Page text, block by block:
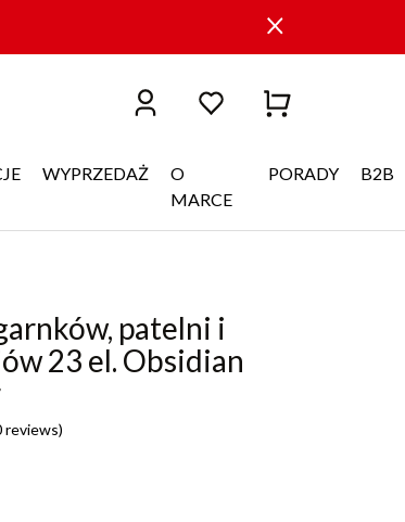
WYPRZEDAŻ
O
MARCE
PORADY B2B
patelni i
23 el. Obsidian
reviews)